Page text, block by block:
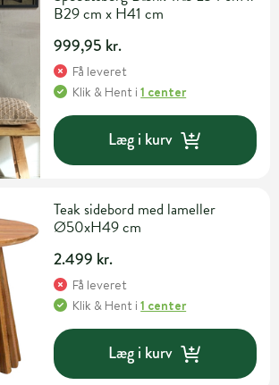
B29 cm x H41 cm
999,95 kr.
Få leveret
Klik & Hent i1 center
Læg i kurv
Teak sidebord med lameller
Ø50xH49 cm
2.499 kr.
Få leveret
Klik & Hent i1 center
Læg i kurv